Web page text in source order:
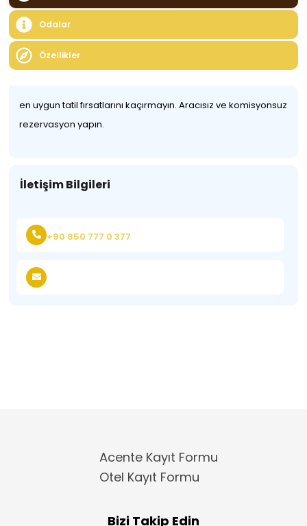
Odalar
Özellikler
en uygun tatil fırsatlarını kaçırmayın. Aracısız ve komisyonsuz
rezervasyon yapın.
İletişim Bilgileri
+90 850 777 0 377
Acente Kayıt Formu
Otel Kayıt Formu
Bizi Takip Edin